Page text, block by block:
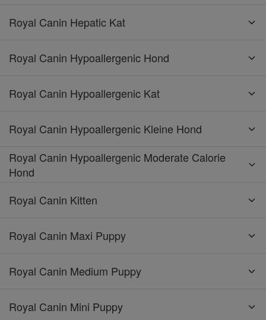
Royal Canin Hepatic Kat
Royal Canin Hypoallergenic Hond
Royal Canin Hypoallergenic Kat
Royal Canin Hypoallergenic Kleine Hond
Royal Canin Hypoallergenic Moderate Calorie
Hond
Royal Canin Kitten
Royal Canin Maxi Puppy
Royal Canin Medium Puppy
Royal Canin Mini Puppy